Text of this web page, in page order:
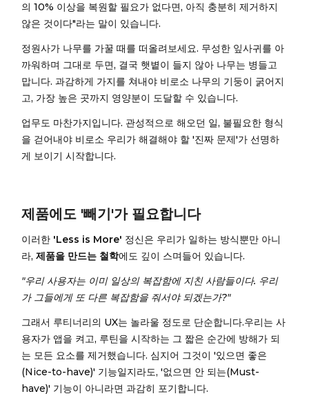
의 10% 이상을 복원할 필요가 없다면, 아직 충분히 제거하지
않은 것이다"라는 말이 있습니다.
정원사가 나무를 가꿀 때를 떠올려보세요. 무성한 잎사귀를 아
까워하며 그대로 두면, 결국 햇볕이 들지 않아 나무는 병들고
맙니다. 과감하게 가지를 쳐내야 비로소 나무의 기둥이 굵어지
고, 가장 높은 곳까지 영양분이 도달할 수 있습니다.
업무도 마찬가지입니다. 관성적으로 해오던 일, 불필요한 형식
을 걷어내야 비로소 우리가 해결해야 할 '진짜 문제'가 선명하
게 보이기 시작합니다.
제품에도 '빼기'가 필요합니다
이러한 'Less is More' 정신은 우리가 일하는 방식뿐만 아니
라,제품을 만드는 철학에도 깊이 스며들어 있습니다.
"우리 사용자는 이미 일상의 복잡함에 지친 사람들이다. 우리
가 그들에게 또 다른 복잡함을 줘서야 되겠는가?"
그래서 루티너리의 UX는 놀라울 정도로 단순합니다.우리는 사
용자가 앱을 켜고, 루틴을 시작하는 그 짧은 순간에 방해가 되
는 모든 요소를 제거했습니다. 심지어 그것이 '있으면 좋은
(Nice-to-have)' 기능일지라도, '없으면 안 되는(Must-
have)' 기능이 아니라면 과감히 포기합니다.